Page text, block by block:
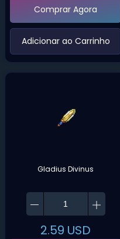
Comprar Agora
‌Adicionar ao Carrinho‌
Gladius Divinus
2.59 USD